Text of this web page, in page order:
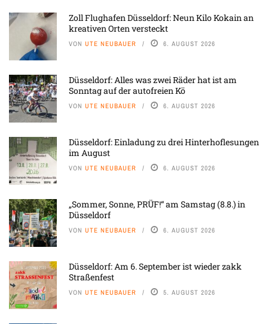
Zoll Flughafen Düsseldorf: Neun Kilo Kokain an
kreativen Orten versteckt
VON UTE NEUBAUER 6. AUGUST 2026
Düsseldorf: Alles was zwei Räder hat ist am
Sonntag auf der autofreien Kö
VON UTE NEUBAUER 6. AUGUST 2026
Düsseldorf: Einladung zu drei Hinterhoflesungen
im August
VON UTE NEUBAUER 6. AUGUST 2026
„Sommer, Sonne, PRÜF!“ am Samstag (8.8.) in
Düsseldorf
VON UTE NEUBAUER 6. AUGUST 2026
Düsseldorf: Am 6. September ist wieder zakk
Straßenfest
VON UTE NEUBAUER 5. AUGUST 2026